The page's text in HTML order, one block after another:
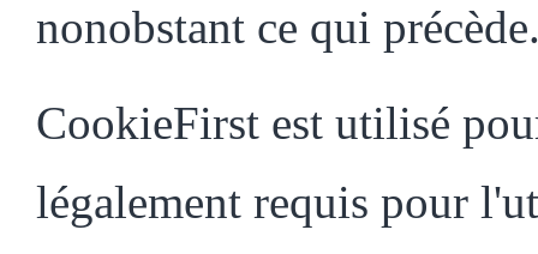
nonobstant ce qui
CookieFirst est utilisé
légalement requis pour